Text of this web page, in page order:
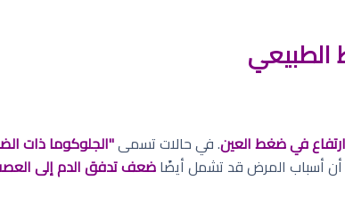
في ضغط العين. في حالات تسمى"الجلوكوما ذات
أسباب المرض قد تشمل أيضًاضعف تدفق الدم إلى